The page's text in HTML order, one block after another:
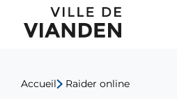
de
construire
Menu
Accueil Raider online